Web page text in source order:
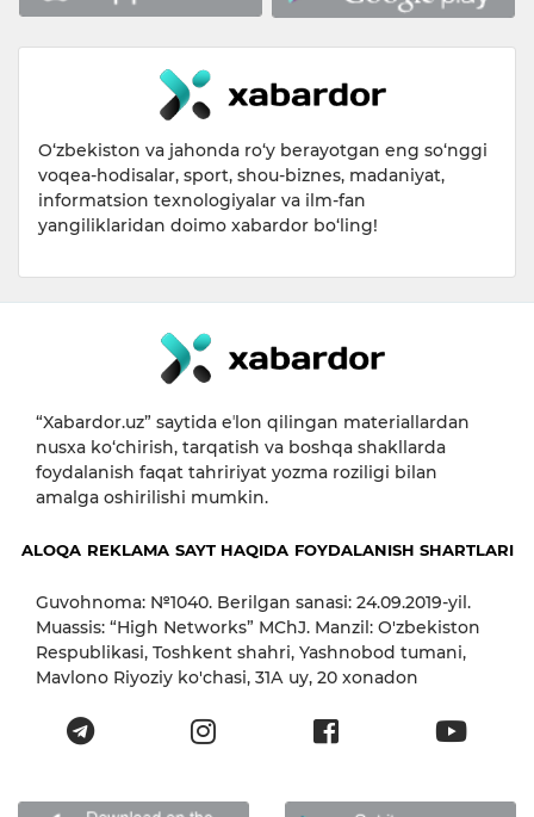
O‘zbekiston va jahonda ro‘y berayotgan eng so‘nggi
voqea-hodisalar, sport, shou-biznes, madaniyat,
informatsion texnologiyalar va ilm-fan
yangiliklaridan doimo xabardor bo‘ling!
“Xabardor.uz” saytida eʼlon qilingan materiallardan
nusxa ko‘chirish, tarqatish va boshqa shakllarda
foydalanish faqat tahririyat yozma roziligi bilan
amalga oshirilishi mumkin.
ALOQA REKLAMA SAYT HAQIDA FOYDALANISH SHARTLARI
Guvohnoma: №1040. Berilgan sanasi: 24.09.2019-yil.
Muassis: “High Networks” MChJ. Manzil: O'zbekiston
Respublikasi, Toshkent shahri, Yashnobod tumani,
Mavlono Riyoziy ko'chasi, 31А uy, 20 xonadon